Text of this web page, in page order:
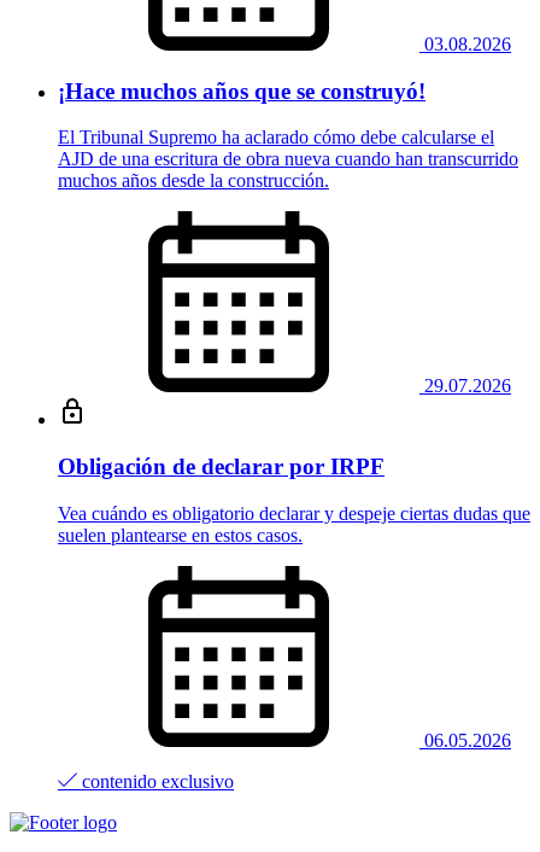
03.08.2026
¡Hace muchos años que se construyó!
El Tribunal Supremo ha aclarado cómo debe calcularse el
AJD de una escritura de obra nueva cuando han transcurrido
muchos años desde la construcción.
29.07.2026
Obligación de declarar por IRPF
Vea cuándo es obligatorio declarar y despeje ciertas dudas que
suelen plantearse en estos casos.
06.05.2026
contenido exclusivo